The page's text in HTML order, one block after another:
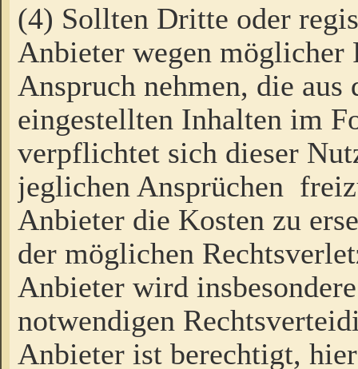
(4) Sollten Dritte oder
Anbieter wegen möglicher
Anspruch nehmen, die
eingestellten Inhalten im
verpflichtet sich dieser
jeglichen Ansprüchen
Anbieter die Kosten zu
der möglichen
Anbieter wird
notwendigen
Anbieter ist berechtigt,